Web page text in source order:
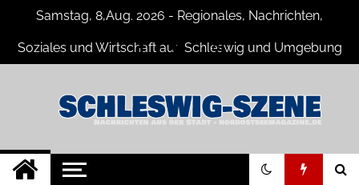
content
Samstag, 8,Aug. 2026 - Regionales, Nachrichten,
Soziales und Wirtschaft aus Schleswig und Umgebung
Schleswig Szene
Neuigkeiten und Nachrichten aus
Schleswig und Umgebung